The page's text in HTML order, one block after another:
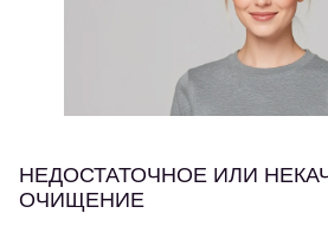
НЕДОСТАТОЧНОЕ ИЛИ
ОЧИЩЕНИЕ